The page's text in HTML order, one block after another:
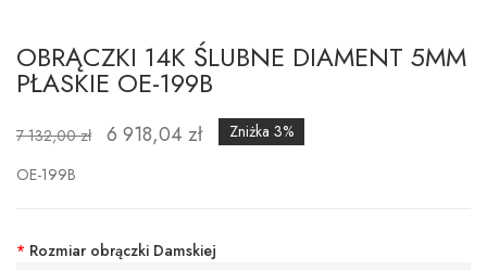
OBRĄCZKI 14K ŚLUBNE DIAMENT 5MM
PŁASKIE OE-199B
7 132,00 zł 6 918,04 zł
Zniżka 3%
OE-199B
* Rozmiar obrączki Damskiej